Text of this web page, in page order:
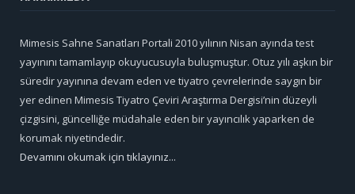
Mimesis Sahne Sanatları Portali 2010 yılının Nisan ayında test
yayınını tamamlayıp okuyucusuyla buluşmuştur. Otuz yılı aşkın bir
süredir yayınına devam eden ve tiyatro çevrelerinde saygın bir
yer edinen Mimesis Tiyatro Çeviri Araştırma Dergisi’nin düzeyli
çizgisini, güncelliğe müdahale eden bir yayıncılık yaparken de
korumak niyetindedir.
Devamını okumak için tıklayınız...